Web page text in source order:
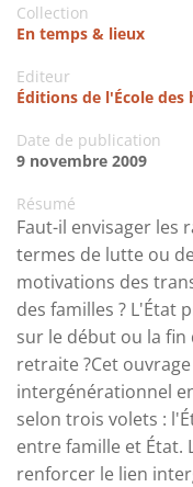
Collection
En temps & lieux
Editeur
Éditions de l'École des
Date de publication
9 novembre 2009
Résumé
Faut-il envisager les
termes de lutte ou
motivations des
des familles ? L'État
sur le début ou la
retraite ?Cet
intergénérationnel
selon trois volets :
entre famille et État.
renforcer le lien